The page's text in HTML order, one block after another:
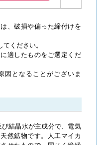
、破損や偏った締付けを
ください。
適したものをご選定くだ
となることがございま
結晶水が主成分で、電気
然鉱物です。人工マイカ